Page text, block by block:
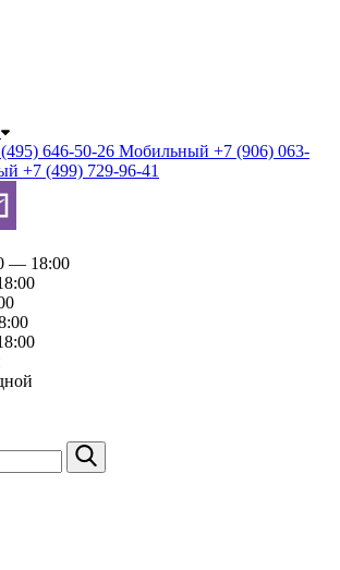
646-50-26 Мобильный +7 (906) 063-
+7 (499) 729-96-41
— 18:00